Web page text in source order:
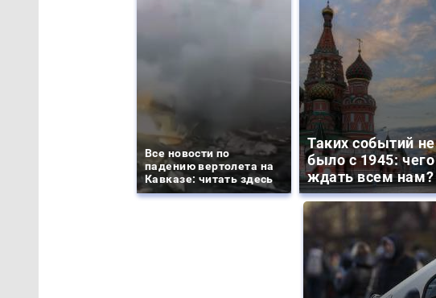
Все новости по
падению вертолета на
Кавказе: читать здесь
Таких событий не
было с 1945: чего
ждать всем нам?